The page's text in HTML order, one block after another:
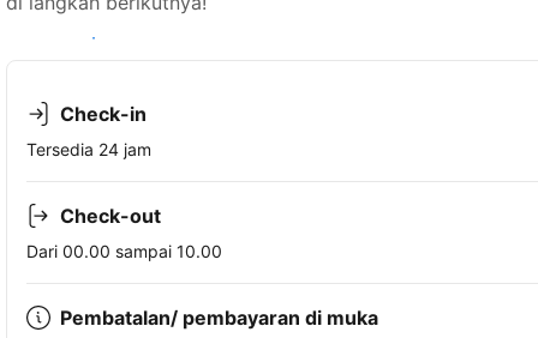
Lihat ketersediaan
Check-in
Tersedia 24 jam
Check-out
Dari 00.00 sampai 10.00
Pembatalan/ pembayaran di muka